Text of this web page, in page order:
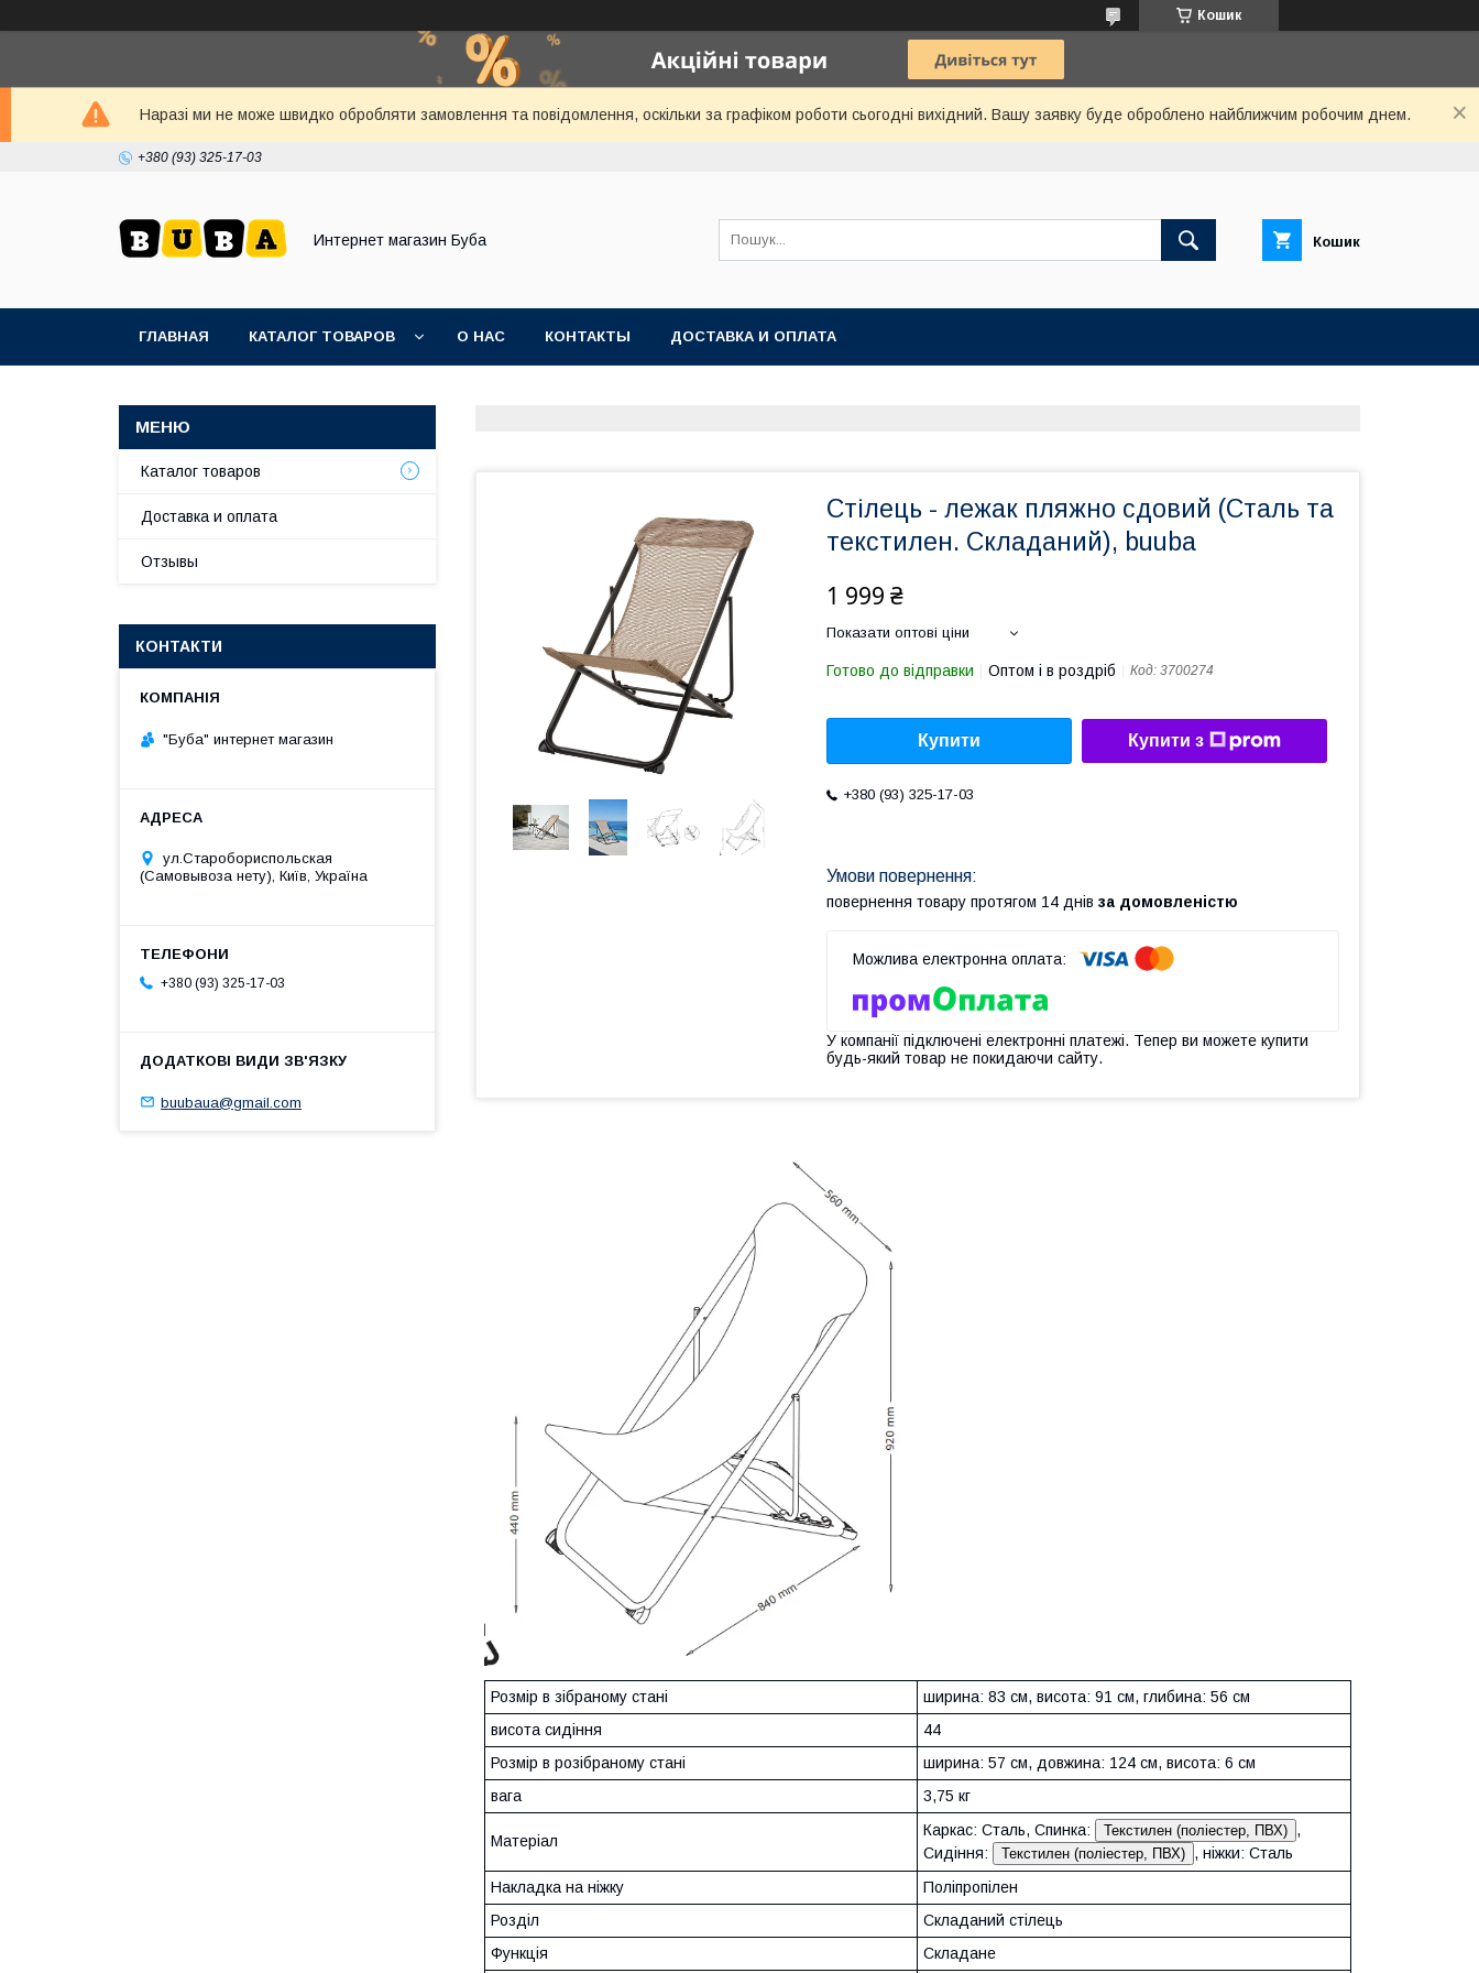
Кошик
Наразі ми не може швидко обробляти замовлення та повідомлення, оскільки за графіком роботи сьогодні вихідний. Вашу заявку буде оброблено найближчим робочим днем.
+380 (93) 325-17-03
Интернет магазин Буба Кошик
ГЛАВНАЯ КАТАЛОГ ТОВАРОВ О НАС КОНТАКТЫ ДОСТАВКА И ОПЛАТА
Стілець - лежак пляжно сдовий (Сталь та
текстилен. Складаний), buuba
1 999 ₴
Показати оптові ціни
Готово до відправки Оптом і в роздріб Код: 3700274
Купити Купити з
+380 (93) 325-17-03
повернення товару протягом 14 днів за домовленістю
У компанії підключені електронні платежі. Тепер ви можете купити
будь-який товар не покидаючи сайту.
Розмір в зібраному стані
ширина: 83 см, висота: 91 см, глибина: 56 см
висота сидіння
44
Розмір в розібраному стані
ширина: 57 см, довжина: 124 см, висота: 6 см
вага
3,75 кг
Матеріал
Каркас: Сталь, Спинка: Текстилен (поліестер, ПВХ) ,
Сидіння:
Текстилен (поліестер, ПВХ) , ніжки: Сталь
Накладка на ніжку
Поліпропілен
Розділ
Складаний стілець
Функція
Складане
Каталог товаров
Доставка и оплата
Отзывы
КОНТАКТИ
"Буба" интернет магазин
ул.Старобориспольская
(Самовывоза нету), Київ, Україна
+380 (93) 325-17-03
buubaua@gmail.com